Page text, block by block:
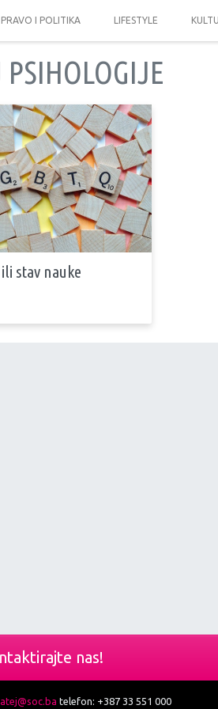
PRAVO I POLITIKA LIFESTYLE
stav nauke
nas!
telefon: +387 33 551 000